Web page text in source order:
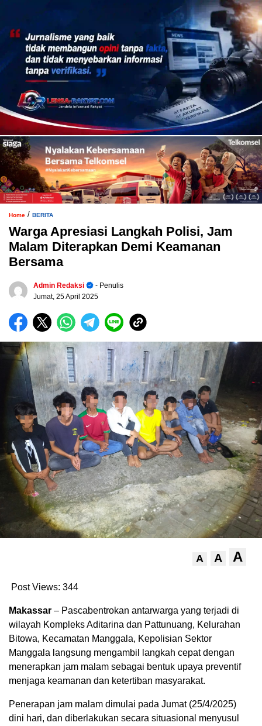
Home / BERITA
Warga Apresiasi Langkah Polisi, Jam
Malam Diterapkan Demi Keamanan
Bersama
Admin Redaksi
- Penulis
Jumat, 25 April 2025
A A A
Post Views: 344
Makassar – Pascabentrokan antarwarga yang terjadi di
wilayah Kompleks Aditarina dan Pattunuang, Kelurahan
Bitowa, Kecamatan Manggala, Kepolisian Sektor
Manggala langsung mengambil langkah cepat dengan
menerapkan jam malam sebagai bentuk upaya preventif
menjaga keamanan dan ketertiban masyarakat.
Penerapan jam malam dimulai pada Jumat (25/4/2025)
dini hari, dan diberlakukan secara situasional menyusul